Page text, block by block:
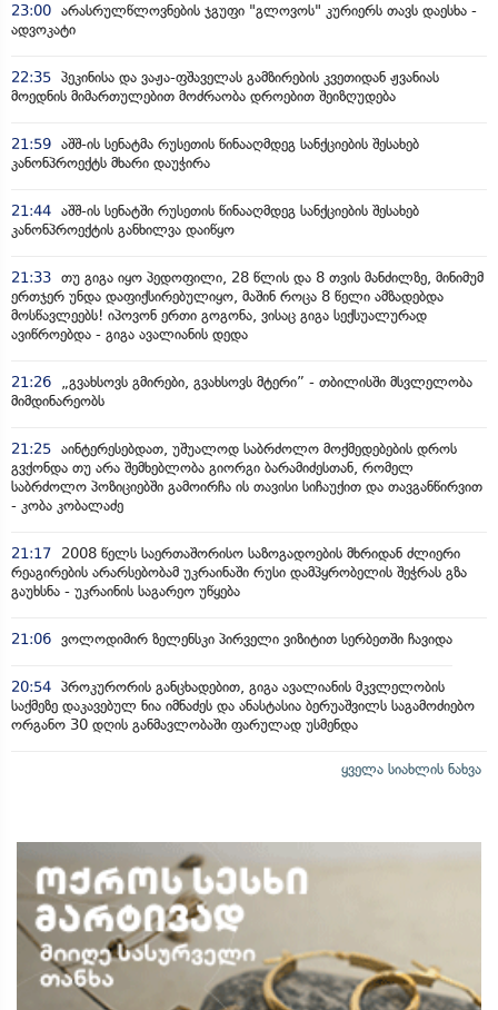
23:00 არასრულწლოვნების ჯგუფი "გლოვოს" კურიერს თავს დაესხა -
ადვოკატი
22:35 პეკინისა და ვაჟა-ფშაველას გამზირების კვეთიდან ჟვანიას
მოედნის მიმართულებით მოძრაობა დროებით შეიზღუდება
21:59 აშშ-ის სენატმა რუსეთის წინააღმდეგ სანქციების შესახებ
კანონპროექტს მხარი დაუჭირა
21:44 აშშ-ის სენატში რუსეთის წინააღმდეგ სანქციების შესახებ
კანონპროექტის განხილვა დაიწყო
21:33 თუ გიგა იყო პედოფილი, 28 წლის და 8 თვის მანძილზე, მინიმუმ
ერთჯერ უნდა დაფიქსირებულიყო, მაშინ როცა 8 წელი ამზადებდა
მოსწავლეებს! იპოვონ ერთი გოგონა, ვისაც გიგა სექსუალურად
ავიწროებდა - გიგა ავალიანის დედა
21:26
„გვახსოვს გმირები, გვახსოვს მტერი” - თბილისში მსვლელობა
მიმდინარეობს
21:25 აინტერესებდათ, უშუალოდ საბრძოლო მოქმედებების დროს
გვქონდა თუ არა შემხებლობა გიორგი ბარამიძესთან, რომელ
საბრძოლო პოზიციებში გამოირჩა ის თავისი სიჩაუქით და თავგანწირვით
- კობა კობალაძე
21:17
2008 წელს საერთაშორისო საზოგადოების მხრიდან ძლიერი
რეაგირების არარსებობამ უკრაინაში რუსი დამპყრობელის შეჭრას გზა
გაუხსნა - უკრაინის საგარეო უწყება
21:06 ვოლოდიმირ ზელენსკი პირველი ვიზიტით სერბეთში ჩავიდა
20:54 პროკურორის განცხადებით, გიგა ავალიანის მკვლელობის
საქმეზე დაკავებულ ნია იმნაძეს და ანასტასია ბერუაშვილს საგამოძიებო
ორგანო 30 დღის განმავლობაში ფარულად უსმენდა
ყველა სიახლის ნახვა